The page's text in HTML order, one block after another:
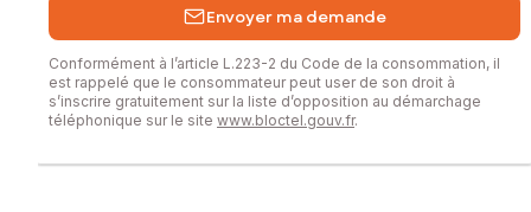
Envoyer ma demande
Conformément à l’article L.223-2 du Code de la consommation, il
est rappelé que le consommateur peut user de son droit à
s’inscrire gratuitement sur la liste d’opposition au démarchage
téléphonique sur le site www.bloctel.gouv.fr.